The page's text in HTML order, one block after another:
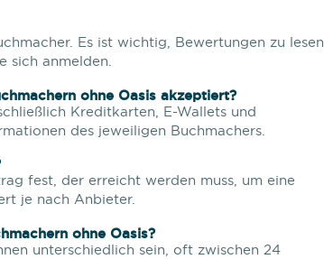
Es ist wichtig, Bewertungen zu lesen
sich anmelden.
ohne Oasis akzeptiert?
Kreditkarten, E-Wallets und
des jeweiligen Buchmachers.
fest, der erreicht werden muss, um eine
je nach Anbieter.
ohne Oasis?
unterschiedlich sein, oft zwischen 24